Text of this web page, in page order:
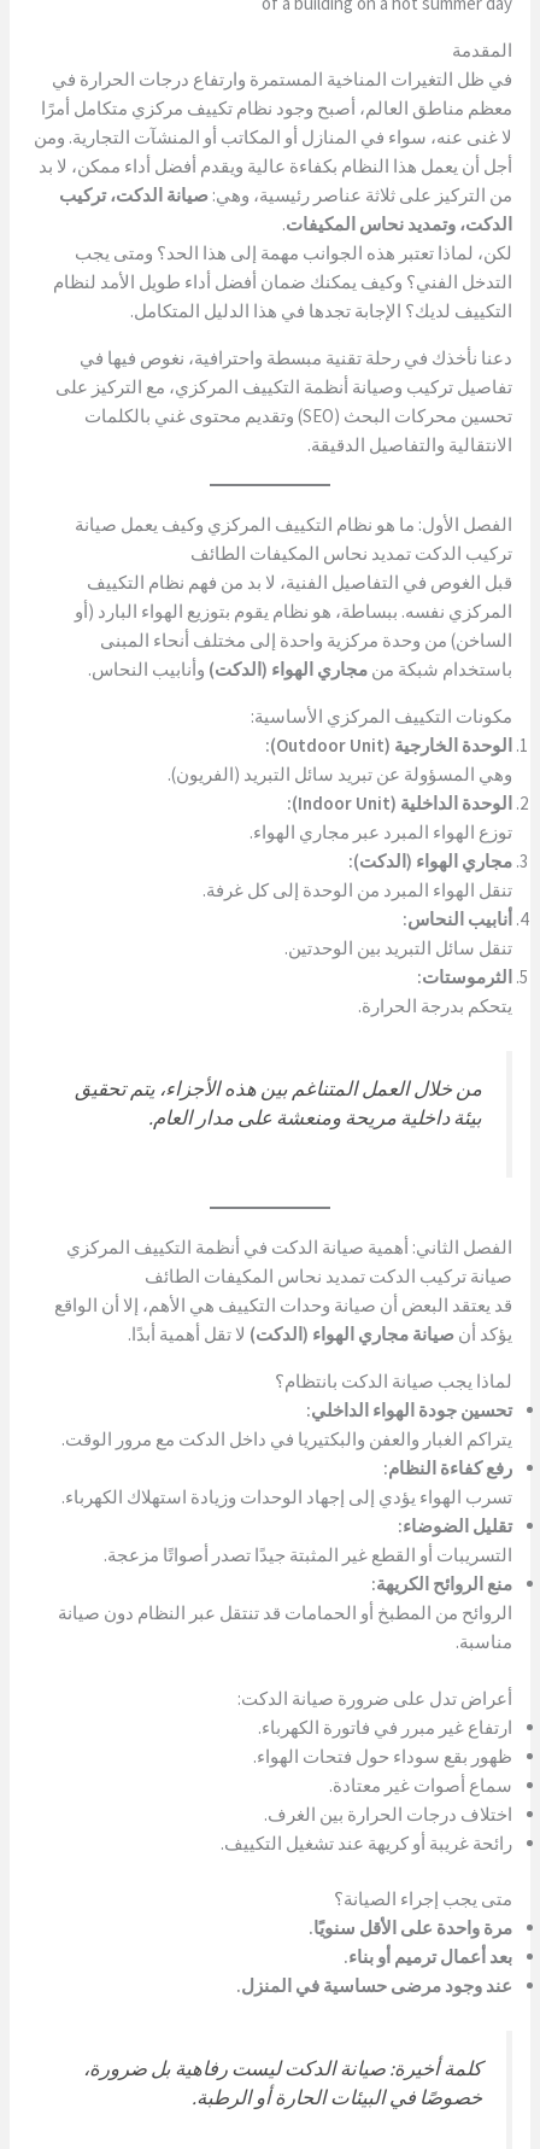
المقدمة
في ظل التغيرات المناخية المستمرة وارتفاع درجات الحرارة في
معظم مناطق العالم، أصبح وجود نظام تكييف مركزي متكامل أمرًا
لا غنى عنه، سواء في المنازل أو المكاتب أو المنشآت التجارية. ومن
أجل أن يعمل هذا النظام بكفاءة عالية ويقدم أفضل أداء ممكن، لا بد
من التركيز على ثلاثة عناصر رئيسية، وهي:صيانة الدكت، تركيب
الدكت، وتمديد نحاس المكيفات.
لكن، لماذا تعتبر هذه الجوانب مهمة إلى هذا الحد؟ ومتى يجب
التدخل الفني؟ وكيف يمكنك ضمان أفضل أداء طويل الأمد لنظام
التكييف لديك؟ الإجابة تجدها في هذا الدليل المتكامل.
دعنا نأخذك في رحلة تقنية مبسطة واحترافية، نغوص فيها في
تفاصيل تركيب وصيانة أنظمة التكييف المركزي، مع التركيز على
تحسين محركات البحث (SEO) وتقديم محتوى غني بالكلمات
الانتقالية والتفاصيل الدقيقة.
الفصل الأول: ما هو نظام التكييف المركزي وكيف يعمل صيانة
تركيب الدكت تمديد نحاس المكيفات الطائف
قبل الغوص في التفاصيل الفنية، لا بد من فهم نظام التكييف
المركزي نفسه. ببساطة، هو نظام يقوم بتوزيع الهواء البارد (أو
الساخن) من وحدة مركزية واحدة إلى مختلف أنحاء المبنى
باستخدام شبكة منمجاري الهواء (الدكت) وأنابيب النحاس.
مكونات التكييف المركزي الأساسية:
الوحدة الخارجية (Outdoor Unit):
وهي المسؤولة عن تبريد سائل التبريد (الفريون).
الوحدة الداخلية (Indoor Unit):
توزع الهواء المبرد عبر مجاري الهواء.
مجاري الهواء (الدكت):
تنقل الهواء المبرد من الوحدة إلى كل غرفة.
أنابيب النحاس:
تنقل سائل التبريد بين الوحدتين.
الثرموستات:
يتحكم بدرجة الحرارة.
من خلال العمل المتناغم بين هذه الأجزاء، يتم تحقيق
بيئة داخلية مريحة ومنعشة على مدار العام.
الفصل الثاني: أهمية صيانة الدكت في أنظمة التكييف المركزي
صيانة تركيب الدكت تمديد نحاس المكيفات الطائف
قد يعتقد البعض أن صيانة وحدات التكييف هي الأهم، إلا أن الواقع
يؤكد أنصيانة مجاري الهواء (الدكت) لا تقل أهمية أبدًا.
لماذا يجب صيانة الدكت بانتظام؟
تحسين جودة الهواء الداخلي:
يتراكم الغبار والعفن والبكتيريا في داخل الدكت مع مرور الوقت.
رفع كفاءة النظام:
تسرب الهواء يؤدي إلى إجهاد الوحدات وزيادة استهلاك الكهرباء.
تقليل الضوضاء:
التسريبات أو القطع غير المثبتة جيدًا تصدر أصواتًا مزعجة.
منع الروائح الكريهة:
الروائح من المطبخ أو الحمامات قد تنتقل عبر النظام دون صيانة
مناسبة.
أعراض تدل على ضرورة صيانة الدكت:
ارتفاع غير مبرر في فاتورة الكهرباء.
ظهور بقع سوداء حول فتحات الهواء.
سماع أصوات غير معتادة.
اختلاف درجات الحرارة بين الغرف.
رائحة غريبة أو كريهة عند تشغيل التكييف.
متى يجب إجراء الصيانة؟
مرة واحدة على الأقل سنويًا.
بعد أعمال ترميم أو بناء.
عند وجود مرضى حساسية في المنزل.
كلمة أخيرة: صيانة الدكت ليست رفاهية بل ضرورة،
خصوصًا في البيئات الحارة أو الرطبة.